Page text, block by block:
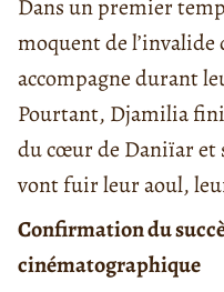
Dans un premier
moquent de
accompagne durant
Pourtant, Djamilia
du cœur de Daniïar et
vont fuir leur aoul,
Confirmation du
cinématographique